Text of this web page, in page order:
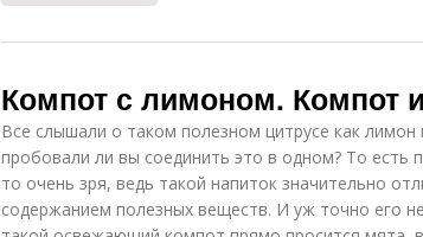
Компот с лимоном. Компот
Все слышали о таком полезном цитрусе как
пробовали ли вы соединить это в одном? То есть
то очень зря, ведь такой напиток значительно
содержанием полезных веществ. И уж точно его